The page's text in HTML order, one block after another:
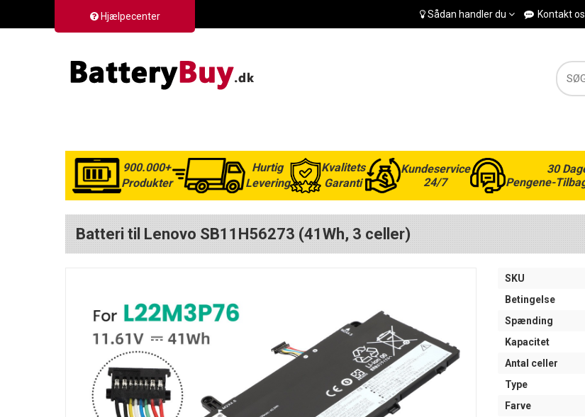
Hjælpecenter Sådan handler du Kontakt os
900.000+
Produkter
Hurtig
Levering
Kvalitets
Garanti
Kundeservice
24/7
30
Pengene-
Batteri til Lenovo SB11H56273 (41Wh, 3 celler)
SKU
Betingelse
Spænding
Kapacitet
Antal celler
Type
Farve